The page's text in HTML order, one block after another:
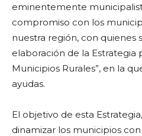
eminentemente
compromiso con los
nuestra región, con quienes
elaboración de la Estrategia
Municipios Rurales”, en la
ayudas.
El objetivo de esta
dinamizar los municipios